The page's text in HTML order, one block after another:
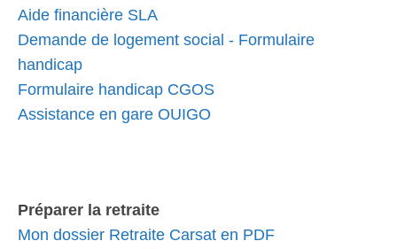
Aide financière SLA
Demande de logement social - Formulaire
handicap
Formulaire handicap CGOS
Assistance en gare OUIGO
Préparer la retraite
Mon dossier Retraite Carsat en PDF